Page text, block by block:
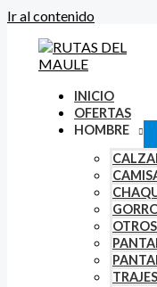
Ir al contenido
INICIO
OFERTAS
HOMBRE
OTROS